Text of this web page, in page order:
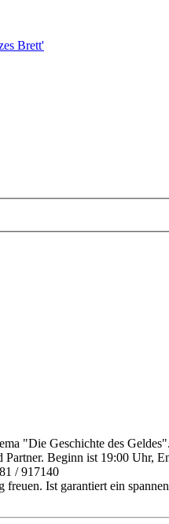
Brett'
"Die Geschichte des
Beginn ist 19:00 Uhr,
/ 917140
Ist garantiert ein